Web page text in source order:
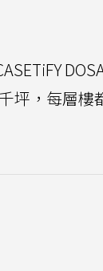
坪，每層樓